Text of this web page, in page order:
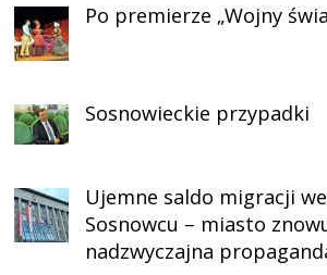
Po premierze „Wojny
Sosnowieckie przypadki
Ujemne saldo migracji
Sosnowcu – miasto
nadzwyczajna